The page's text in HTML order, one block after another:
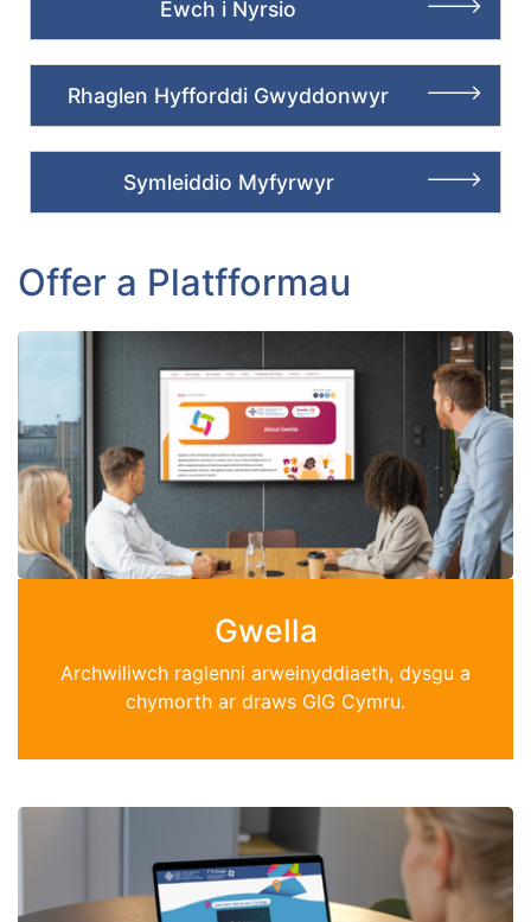
Ewch i Nyrsio
Rhaglen Hyfforddi Gwyddonwyr
Symleiddio Myfyrwyr
Offer a Platfformau
Gwella
Archwiliwch raglenni arweinyddiaeth, dysgu a
chymorth ar draws GIG Cymru.